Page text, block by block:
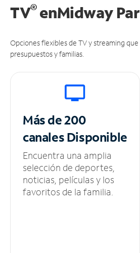
TV®enMidway
Opciones flexibles de TV y streaming
presupuestos y familias.
Más de 200
canalesDisponible
Encuentra una amplia
selección de deportes,
noticias, películas y los
favoritos de la familia.